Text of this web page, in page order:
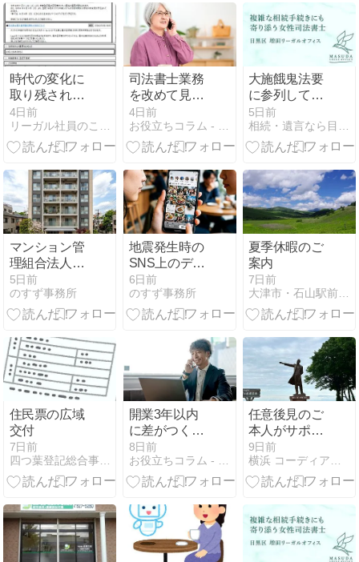
時代の変化に
取り残されな
いように
4日前
リーガル社員のここだけの話。
司法書士業務
を改めて見直
し！顧客満足
度を上げる
「途中経過」
4日前
お役立ちコラム - 司法書士の業務支援システム | 司法くん
大施餓鬼法要
に参列して感
じたこと
5日前
相続・遺言なら目黒区学芸大学の司法書士増田リーガルオフィス
マンション管
理組合法人の
理事の資格と
は？
5日前
のすず事務所
地震発生時の
SNS上のデマ
に注意｜私た
ちができる対
策
6日前
のすず事務所
夏季休暇のご
案内
7日前
大津市・石山駅前の司法書士 横田聡のブログ
住民票の広域
交付
7日前
四つ葉登記総合事務所（士業グループ）
開業3年以内
に差がつく、
できる司法書
士の「時間の
使い方」
8日前
お役立ちコラム - 司法書士の業務支援システム | 司法くん
任意後見のご
本人がサポー
ト詐欺の被害
に
9日前
横浜 コーディアル司法書士 所博之